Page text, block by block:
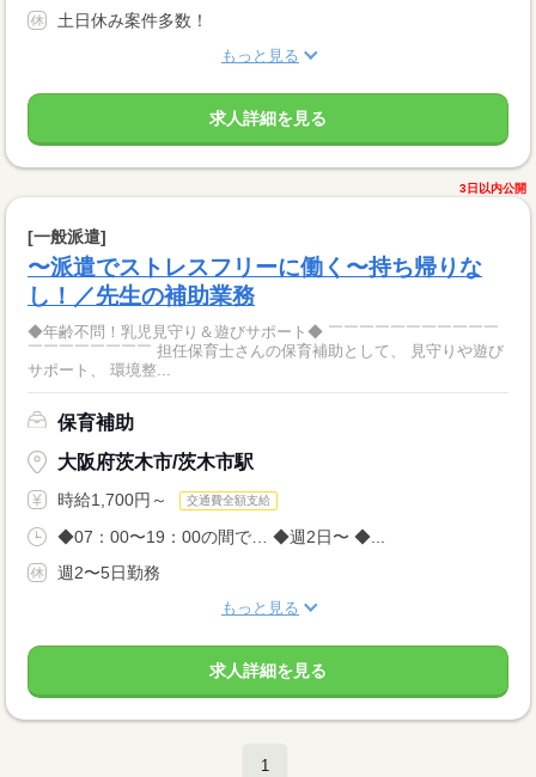
土日休み案件多数！
もっと見る
求人詳細を見る
3日以内公開
[一般派遣]
〜派遣でストレスフリーに働く〜持ち帰りな
し！／先生の補助業務
◆年齢不問！乳児見守り＆遊びサポート◆ ￣￣￣￣￣￣￣￣￣￣￣
￣￣￣￣￣￣￣￣ 担任保育士さんの保育補助として、 見守りや遊び
サポート、 環境整...
保育補助
大阪府茨木市/茨木市駅
時給1,700円～ 交通費全額支給
◆07：00〜19：00の間で… ◆週2日〜 ◆...
週2〜5日勤務
もっと見る
求人詳細を見る
1